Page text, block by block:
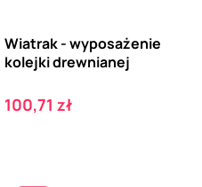
Wiatrak - wyposażenie
kolejki drewnianej
Cena
100,71 zł